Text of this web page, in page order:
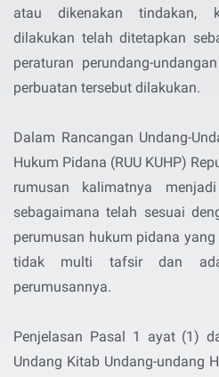
atau dikenakan tindakan,
dilakukan telah ditetapkan
peraturan perundang-
perbuatan tersebut dilakukan.
Dalam Rancangan Undang-
Hukum Pidana (RUU KUHP)
rumusan kalimatnya
sebagaimana telah sesuai
perumusan hukum pidana
tidak multi tafsir dan
perumusannya.
Penjelasan Pasal 1 ayat (1)
Undang Kitab Undang-undang